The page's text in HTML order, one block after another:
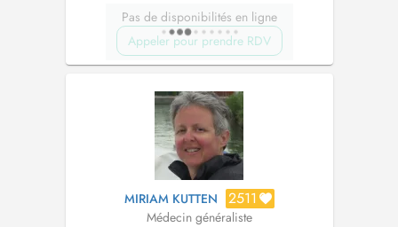
Pas de disponibilités en ligne
Appeler pour prendre RDV
MIRIAM KUTTEN 2511
Médecin généraliste